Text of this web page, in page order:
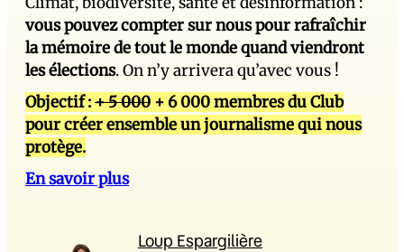
vous pouvez compter sur nous pour rafraîchir
la mémoire de tout le monde quand viendront
les élections. On n’y arrivera qu’avec vous !
Objectif :+ 5 000 + 6 000 membres du Club
pour créer ensemble un journalisme qui nous
protège.
En savoir plus
Loup Espargilière